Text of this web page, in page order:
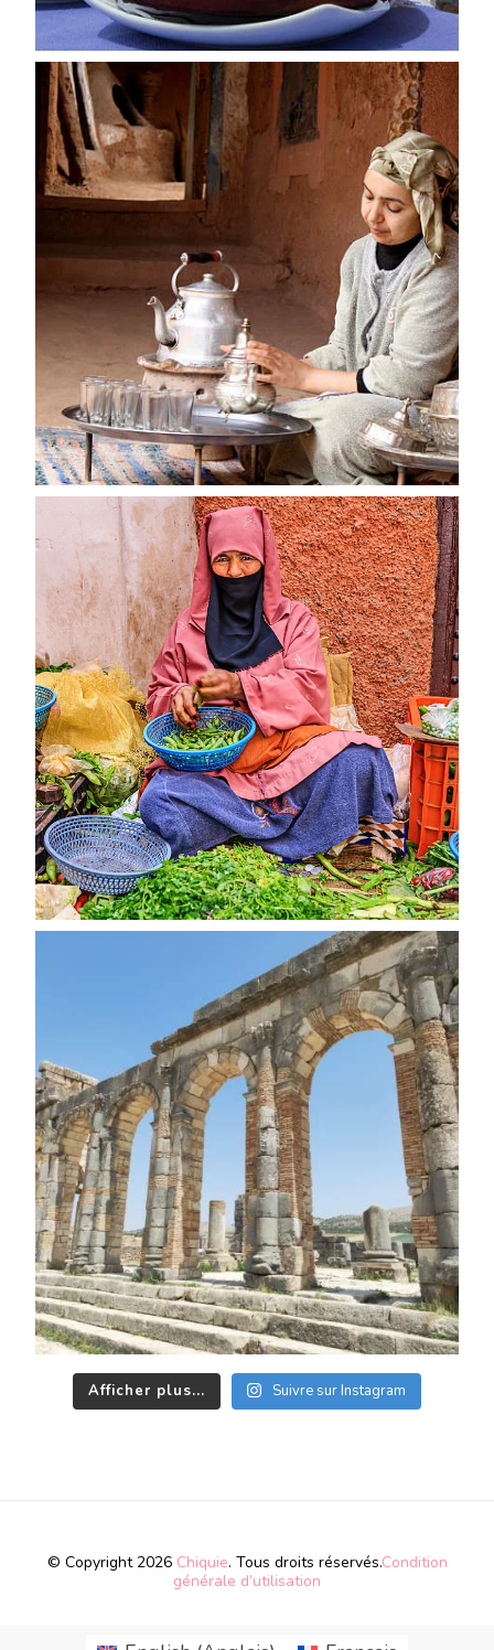
Afficher plus... Suivre sur Instagram
© Copyright 2026 Chiquie. Tous droits réservés.Condition
générale d’utilisation